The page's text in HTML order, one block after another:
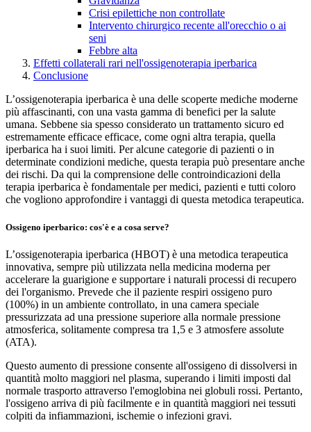
Crisi epilettiche non controllate
Intervento chirurgico recente all'orecchio o ai
seni
Febbre alta
Effetti collaterali rari nell'ossigenoterapia iperbarica
Conclusione
L’ossigenoterapia iperbarica è una delle scoperte mediche moderne
più affascinanti, con una vasta gamma di benefici per la salute
umana. Sebbene sia spesso considerato un trattamento sicuro ed
estremamente efficace efficace, come ogni altra terapia, quella
iperbarica ha i suoi limiti. Per alcune categorie di pazienti o in
determinate condizioni mediche, questa terapia può presentare anche
dei rischi. Da qui la comprensione delle controindicazioni della
terapia iperbarica è fondamentale per medici, pazienti e tutti coloro
che vogliono approfondire i vantaggi di questa metodica terapeutica.
Ossigeno iperbarico: cos'è e a cosa serve?
L’ossigenoterapia iperbarica (HBOT) è una metodica terapeutica
innovativa, sempre più utilizzata nella medicina moderna per
accelerare la guarigione e supportare i naturali processi di recupero
dei l'organismo. Prevede che il paziente respiri ossigeno puro
(100%) in un ambiente controllato, in una camera speciale
pressurizzata ad una pressione superiore alla normale pressione
atmosferica, solitamente compresa tra 1,5 e 3 atmosfere assolute
(ATA).
Questo aumento di pressione consente all'ossigeno di dissolversi in
quantità molto maggiori nel plasma, superando i limiti imposti dal
normale trasporto attraverso l'emoglobina nei globuli rossi. Pertanto,
l'ossigeno arriva di più facilmente e in quantità maggiori nei tessuti
colpiti da infiammazioni, ischemie o infezioni gravi.